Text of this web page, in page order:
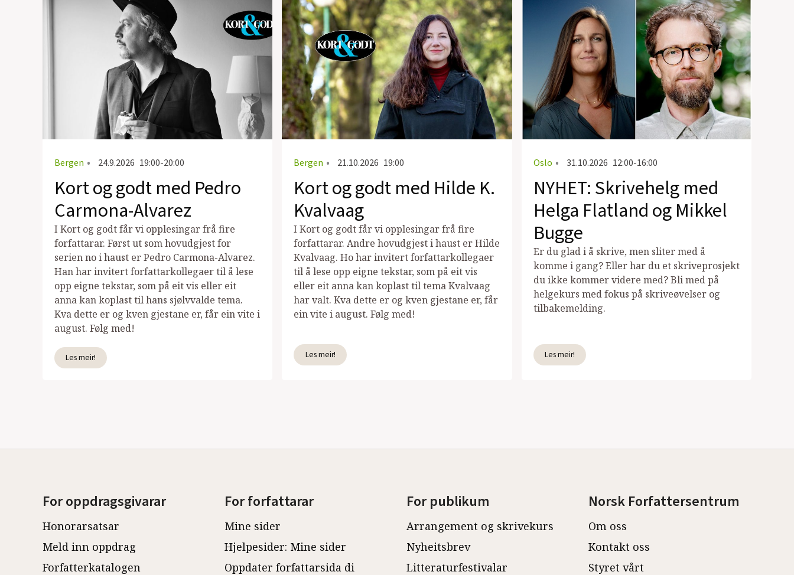
Bergen • 24.9.2026 19:00-20:00
Kort og godt med Pedro
Carmona-Alvarez
I Kort og godt får vi opplesingar frå fire
forfattarar. Først ut som hovudgjest for
serien no i haust er Pedro Carmona-Alvarez.
Han har invitert forfattarkollegaer til å lese
opp eigne tekstar, som på eit vis eller eit
anna kan koplast til hans sjølvvalde tema.
Kva dette er og kven gjestane er, får ein vite i
august. Følg med!
Les meir!
Bergen • 21.10.2026 19:00
Kort og godt med Hilde K.
Kvalvaag
I Kort og godt får vi opplesingar frå fire
forfattarar. Andre hovudgjest i haust er Hilde
Kvalvaag. Ho har invitert forfattarkollegaer
til å lese opp eigne tekstar, som på eit vis
eller eit anna kan koplast til tema Kvalvaag
har valt. Kva dette er og kven gjestane er, får
ein vite i august. Følg med!
Les meir!
Oslo • 31.10.2026 12:00-16:00
NYHET: Skrivehelg med
Helga Flatland og Mikkel
Bugge
Er du glad i å skrive, men sliter med å
komme i gang? Eller har du et skriveprosjekt
du ikke kommer videre med? Bli med på
helgekurs med fokus på skriveøvelser og
tilbakemelding.
Les meir!
For oppdragsgivarar
Honorarsatsar
Meld inn oppdrag
Forfatterkatalogen
For forfattarar
Mine sider
Hjelpesider: Mine sider
Oppdater forfattarsida di
For publikum
Arrangement og skrivekurs
Nyheitsbrev
Litteraturfestivalar
Norsk Forfattersentrum
Om oss
Kontakt oss
Styret vårt